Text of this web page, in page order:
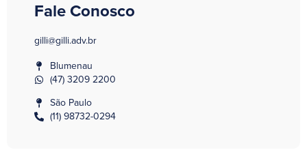
Fale Conosco
gilli@gilli.adv.br
Blumenau
(47) 3209 2200
São Paulo
(11) 98732-0294